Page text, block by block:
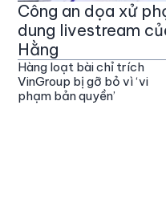
Công an dọa xử
dung livestream
Hằng
Hàng loạt bài chỉ trích
VinGroup bị gỡ bỏ vì ‘vi
phạm bản quyền’